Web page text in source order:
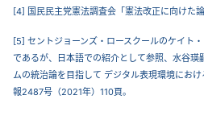
[4] 国民民主党憲法調査会「憲法改正に向けた
[5] セントジョーンズ・ロースクールのケイト
であるが、日本語での紹介として参照、水谷
ムの統治論を目指して デジタル表現環境にお
報2487号（2021年）110頁。